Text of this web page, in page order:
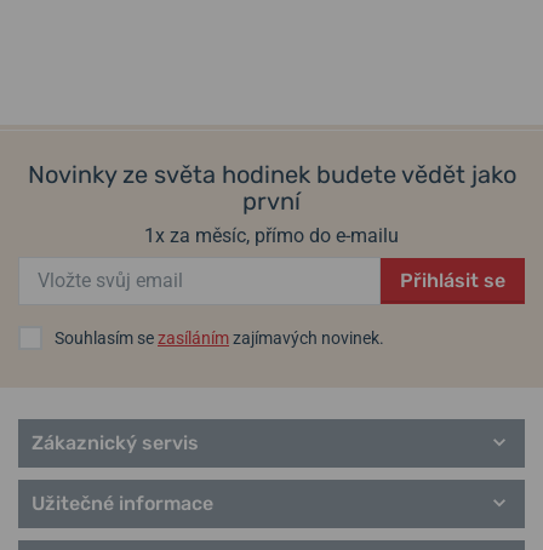
Populární modelové řady Seiko
Seiko 5
Chronograf
Cocktail Time
Novinky ze světa hodinek budete vědět jako
první
1x za měsíc, přímo do e-mailu
Přihlásit se
Souhlasím sezasílánímzajímavých novinek.
Zákaznický servis
Užitečné informace